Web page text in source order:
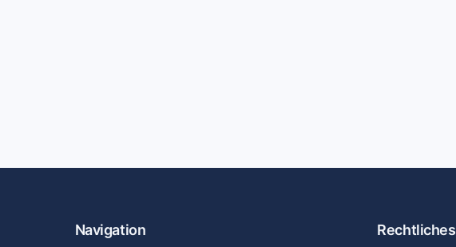
Navigation Rechtliches